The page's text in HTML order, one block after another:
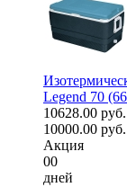
Legend 70
10628.00 руб.
10000.00 руб.
Акция
00
дней